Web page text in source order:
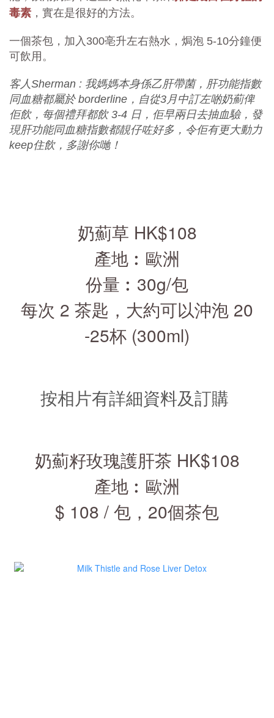
毒素 ，實在是很好的方法。
一個茶包，加入300亳升左右熱水，焗泡 5-10分鐘便
可飲用。
客人Sherman : 我媽媽本身係乙肝帶菌，肝功能指數
同血糖都屬於 borderline，自從3月中訂左啲奶薊俾
佢飲，每個禮拜都飲 3-4 日，佢早兩日去抽血驗，發
現肝功能同血糖指數都靚仔咗好多，令佢有更大動力
keep住飲，多謝你哋！
奶薊草 HK$108
產地︰歐洲
份量︰30g/包
每次 2 茶匙，大約可以沖泡 20
-25杯 (300ml)
按相片有詳細資料及訂購
奶薊籽玫瑰護肝茶 HK$108
產地︰歐洲
$ 108 / 包，20個茶包